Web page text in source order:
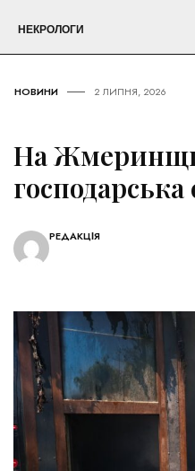
НЕКРОЛОГИ
НОВИНИ 2 ЛИПНЯ, 2026
На
господарська
РЕДАКЦІЯ